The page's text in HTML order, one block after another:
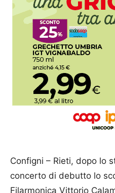
Configni – Rieti, dopo lo
concerto di debutto lo
Filarmonica Vittorio